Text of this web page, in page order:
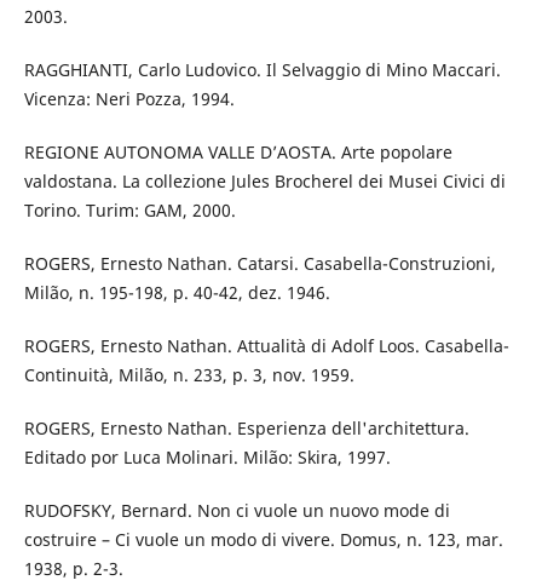
2003.
RAGGHIANTI, Carlo Ludovico. Il Selvaggio di Mino Maccari.
Vicenza: Neri Pozza, 1994.
REGIONE AUTONOMA VALLE D’AOSTA. Arte popolare
valdostana. La collezione Jules Brocherel dei Musei Civici di
Torino. Turim: GAM, 2000.
ROGERS, Ernesto Nathan. Catarsi. Casabella-Construzioni,
Milão, n. 195-198, p. 40-42, dez. 1946.
ROGERS, Ernesto Nathan. Attualità di Adolf Loos. Casabella-
Continuità, Milão, n. 233, p. 3, nov. 1959.
ROGERS, Ernesto Nathan. Esperienza dell'architettura.
Editado por Luca Molinari. Milão: Skira, 1997.
RUDOFSKY, Bernard. Non ci vuole un nuovo mode di
costruire – Ci vuole un modo di vivere. Domus, n. 123, mar.
1938, p. 2-3.